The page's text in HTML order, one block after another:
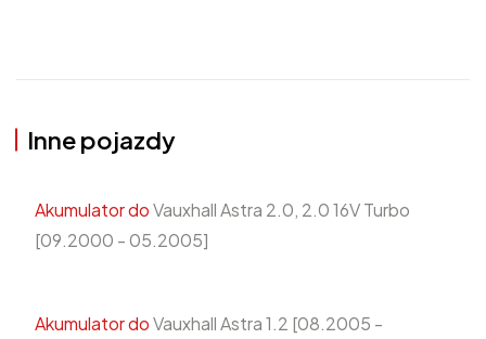
Inne pojazdy
Akumulator doVauxhall Astra 2.0, 2.0 16V Turbo
[09.2000 - 05.2005]
Akumulator doVauxhall Astra 1.2 [08.2005 -